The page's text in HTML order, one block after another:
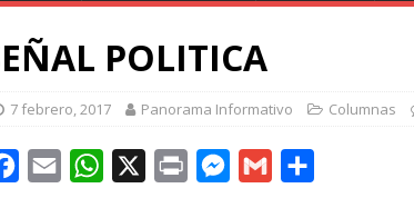
POLITICA
7 febrero, 2017 Panorama Informativo Columnas
W
M